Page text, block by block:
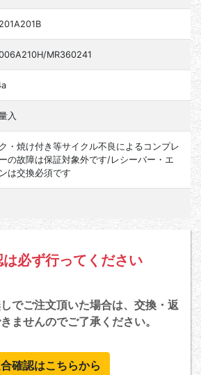
MR360241
入
・焼け付き等サイクル不良によるコンプレ
の故障は保証対象外です/レシーバー・エ
は交換必須です
必ず行ってください
でご注文頂いた場合は、交換・返
ませんのでご了承ください。
確認はこちらから